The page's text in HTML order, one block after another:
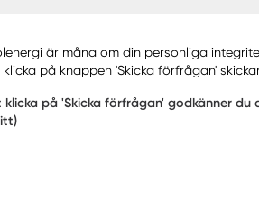
är måna om din personliga
på knappen 'Skicka förfrågan'
på 'Skicka förfrågan' godkänner